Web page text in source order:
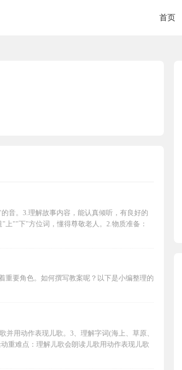
首页
音。3.理解故事内容，能认真倾听，有良好的
""下"方位词，懂得尊敬老人。2.物质准备：
重要角色。如何撰写教案呢？以下是小编整理的
用动作表现儿歌。3、理解字词(海上、草原、
重难点：理解儿歌会朗读儿歌用动作表现儿歌